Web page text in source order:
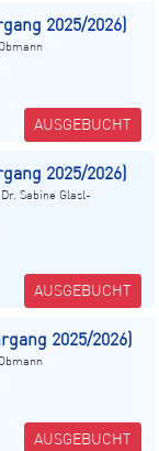
2025/2026)
AUSGEBUCHT
2025/2026)
Sabine Glasl-
AUSGEBUCHT
2025/2026)
AUSGEBUCHT